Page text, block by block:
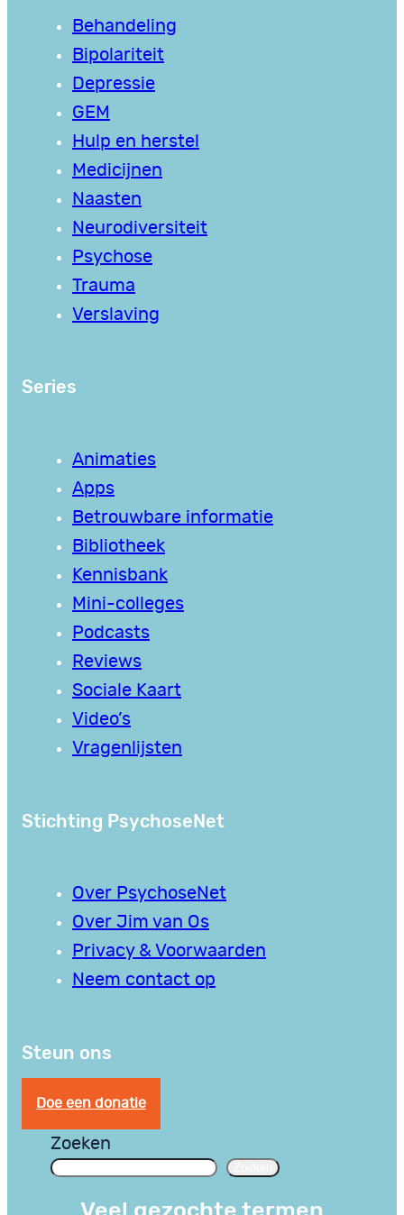
Behandeling
Bipolariteit
Depressie
GEM
Hulp en herstel
Medicijnen
Naasten
Neurodiversiteit
Psychose
Trauma
Verslaving
Series
Animaties
Apps
Betrouwbare informatie
Bibliotheek
Kennisbank
Mini-colleges
Podcasts
Reviews
Sociale Kaart
Video’s
Vragenlijsten
Stichting PsychoseNet
Over PsychoseNet
Over Jim van Os
Privacy & Voorwaarden
Neem contact op
Steun ons
Doe een donatie
Zoeken